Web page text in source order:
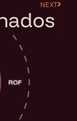
NEXT